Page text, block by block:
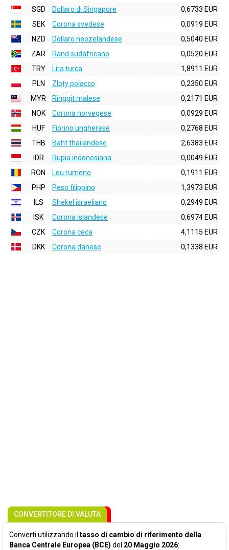
SGD
Dollaro di Singapore
0,6733 EUR
SEK
Corona svedese
0,0919 EUR
NZD
Dollaro neozelandese
0,5040 EUR
ZAR
Rand sudafricano
0,0520 EUR
TRY
Lira turca
1,8911 EUR
PLN
Zloty polacco
0,2350 EUR
MYR
Ringgit malese
0,2171 EUR
NOK
Corona norvegese
0,0929 EUR
HUF
Fiorino ungherese
0,2768 EUR
THB
Baht thailandese
2,6383 EUR
IDR
Rupia indonesiana
0,0049 EUR
RON
Leu rumeno
0,1911 EUR
PHP
Peso filippino
1,3973 EUR
ILS
Shekel israeliano
0,2949 EUR
ISK
Corona islandese
0,6974 EUR
CZK
Corona ceca
4,1115 EUR
DKK
Corona danese 0,1338 EUR
CONVERTITORE DI VALUTA
Converti utilizzando il tasso di cambio di riferimento della
Banca Centrale Europea (BCE) del 20 Maggio 2026: